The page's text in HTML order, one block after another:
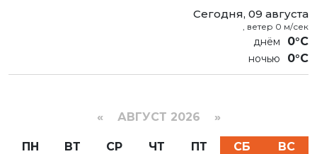
Сегодня, 09 августа
, ветер 0 м/сек
0°C
0°C
« АВГУСТ 2026 »
ПН ВТ СР ЧТ ПТ СБ
ВС